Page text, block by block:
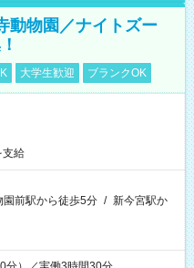
物園／ナイトズー
大学生歓迎 ブランクOK
支給
園前駅から徒歩5分 / 新今宮駅か